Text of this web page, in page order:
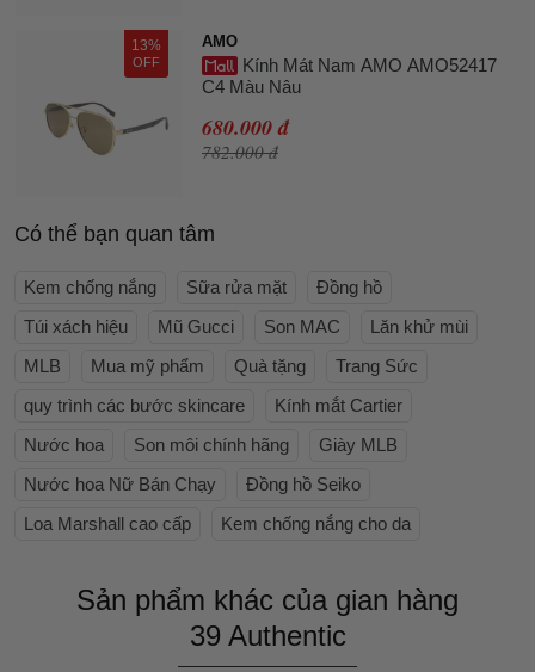
13%
OFF
AMO
Kính Mát Nam AMO AMO52417
C4 Màu Nâu
680.000 đ
782.000 đ
Có thể bạn quan tâm
Kem chống nắng Sữa rửa mặt
Đồng hồ
Túi xách hiệu
Mũ Gucci Son MAC
Lăn khử mùi
MLB
Mua mỹ phẩm Quà tặng
Trang Sức
quy trình các bước skincare
Kính mắt Cartier
Nước hoa
Son môi chính hãng
Giày MLB
Nước hoa Nữ Bán Chạy
Đồng hồ Seiko
Loa Marshall cao cấp
Kem chống nắng cho da
Sản phẩm khác của gian hàng
39 Authentic